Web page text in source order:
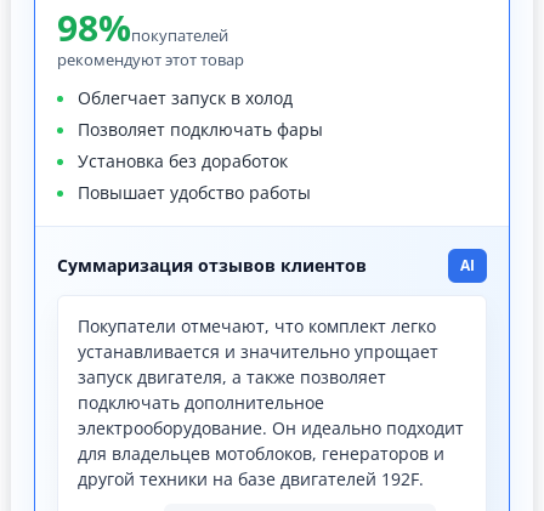
98%покупателей
рекомендуют этот товар
Облегчает запуск в холод
Позволяет подключать фары
Установка без доработок
Повышает удобство работы
Суммаризация отзывов клиентов AI
Покупатели отмечают, что комплект легко
устанавливается и значительно упрощает
запуск двигателя, а также позволяет
подключать дополнительное
электрооборудование. Он идеально подходит
для владельцев мотоблоков, генераторов и
другой техники на базе двигателей 192F.